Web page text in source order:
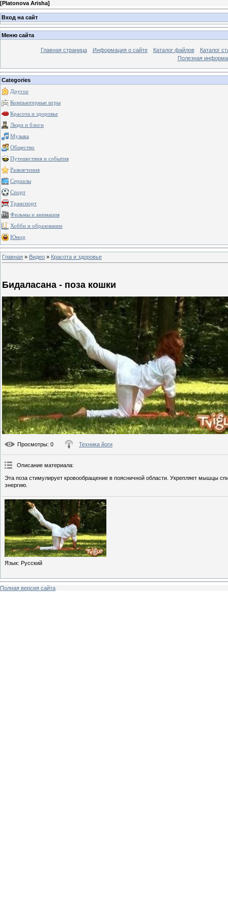
[Platonova Arisha]
Вход на сайт
Меню сайта
Главная страница Информация о сайте Каталог файлов
Каталог
Полезная
Categories
Другое
Компьютерные игры
Красота и здоровье
Люди и блоги
Музыка
Общество
Путешествия и события
Развлечения
Сериалы
Спорт
Транспорт
Фильмы и анимация
Хобби и образование
Юмор
Главная » Видео » Красота и здоровье
Бидаласана - поза кошки
Просмотры: 0 Техника йоги
Описание материала:
Эта поза стимулирует кровообращение в поясничной области. Укрепляет мышцы
энергию.
Язык: Русский
Полная версия сайта